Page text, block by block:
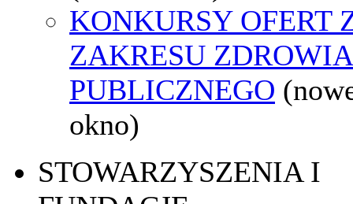
KONKURSY OFERT
ZAKRESU ZDROWIA
PUBLICZNEGO
okno)
STOWARZYSZENIA I